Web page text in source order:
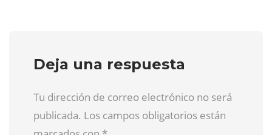
Deja una respuesta
Tu dirección de correo electrónico no será
publicada. Los campos obligatorios están